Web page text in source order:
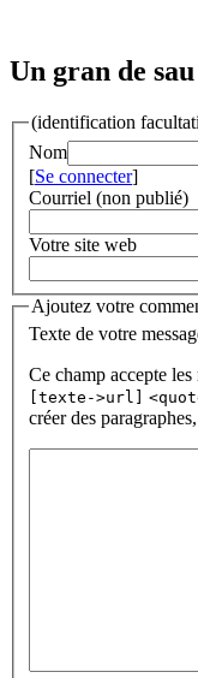
Un gran de
(identification
Nom
[Se connecter]
Courriel (non publié)
Votre site web
Ajoutez votre
Texte de votre
Ce champ accepte
[texte->url]
créer des